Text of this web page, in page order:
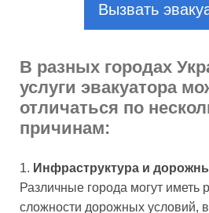
Вызвать
В разных городах
услуги эвакуатора
отличаться по
причинам:
Инфраструктура и
Различные города могут иметь
сложности дорожных условий,